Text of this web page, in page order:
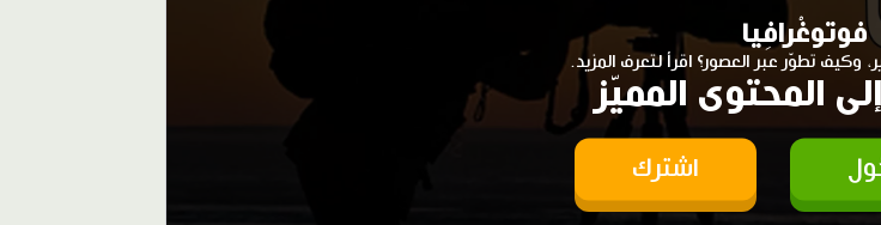
فوتوغْرافِيا
وكيف تطوّر عبر العصور؟ اقرأ لتعرف المزيد.
المحتوى المميّز
اشترك